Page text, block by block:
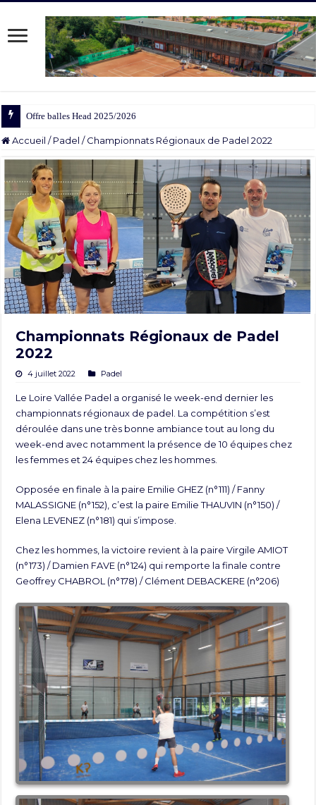
Offre balles Head 2025/2026
Accueil / Padel / Championnats Régionaux de Padel 2022
Championnats Régionaux de Padel
2022
4 juillet 2022 Padel
Le Loire Vallée Padel a organisé le week-end dernier les
championnats régionaux de padel. La compétition s’est
déroulée dans une très bonne ambiance tout au long du
week-end avec notamment la présence de 10 équipes chez
les femmes et 24 équipes chez les hommes.
Opposée en finale à la paire Emilie GHEZ (n°111) / Fanny
MALASSIGNE (n°152), c’est la paire Emilie THAUVIN (n°150) /
Elena LEVENEZ (n°181) qui s’impose.
Chez les hommes, la victoire revient à la paire Virgile AMIOT
(n°173) / Damien FAVE (n°124) qui remporte la finale contre
Geoffrey CHABROL (n°178) / Clément DEBACKERE (n°206)